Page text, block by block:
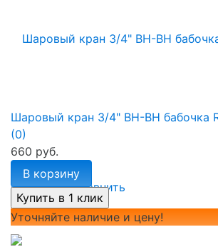
избранное сравнить
Шаровый кран 3/4" ВН-ВН бабочка
(0)
660 руб.
В корзину
Уточняйте наличие и цену!